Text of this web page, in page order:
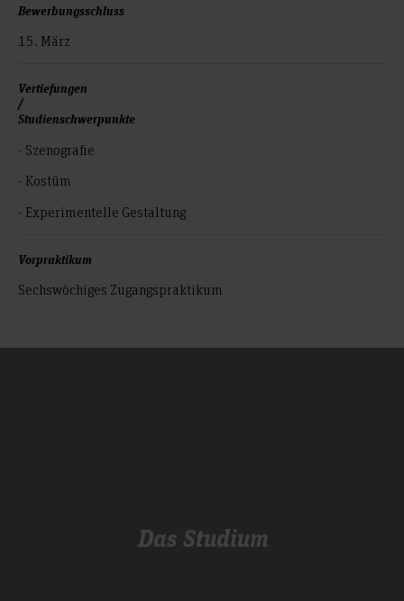
Bewerbungsschluss
15. März
Vertiefungen
/
Studienschwerpunkte
- Szenografie
- Kostüm
- Experimentelle Gestaltung
Vorpraktikum
Sechswöchiges Zugangspraktikum
Das Studium